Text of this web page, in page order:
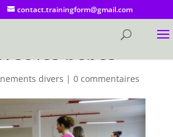
contact.trainingform@gmail.com
les bébés
divers | 0 commentaires